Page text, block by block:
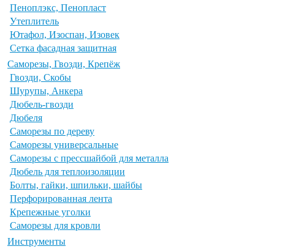
Пеноплэкс, Пенопласт
Утеплитель
Ютафол, Изоспан, Изовек
Сетка фасадная защитная
Саморезы, Гвозди, Крепёж
Гвозди, Скобы
Шурупы, Анкера
Дюбель-гвозди
Дюбеля
Саморезы по дереву
Саморезы универсальные
Саморезы с прессшайбой для металла
Дюбель для теплоизоляции
Болты, гайки, шпильки, шайбы
Перфорированная лента
Крепежные уголки
Саморезы для кровли
Инструменты